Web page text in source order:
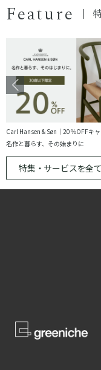
Feature
Carl Hansen & Søn｜20％OFFキ
名作と暮らす、その始まりに
特集・サービスを全